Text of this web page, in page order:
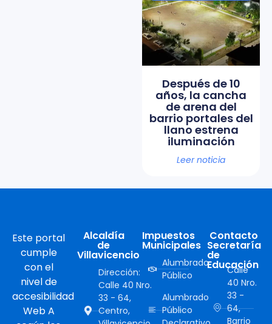
Después de 10
años, la cancha
de arena del
barrio portales del
llano estrena
iluminación
Leer noticia
Este portal
cumple
con el
nivel de
accesibilidad
Web A
Alcaldía
de
Villavicencio
Dirección:
Calle 40 Nro.
33 - 64,
Centro,
Impuestos
Municipales
Alumbrado
Público
Alumbrado
Público
Contacto
Secretaría
de
Educación
Calle
40 Nro.
33 -
64,
Barrio